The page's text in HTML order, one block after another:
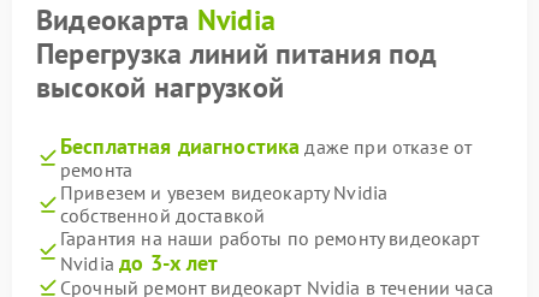
Видеокарта Nvidia
Перегрузка линий питания под
высокой нагрузкой
Бесплатная диагностика даже при отказе от
ремонта
Привезем и увезем видеокарту Nvidia
собственной доставкой
Гарантия на наши работы по ремонту видеокарт
Nvidiaдо 3-х лет
Срочный ремонт видеокарт Nvidia в течении часа